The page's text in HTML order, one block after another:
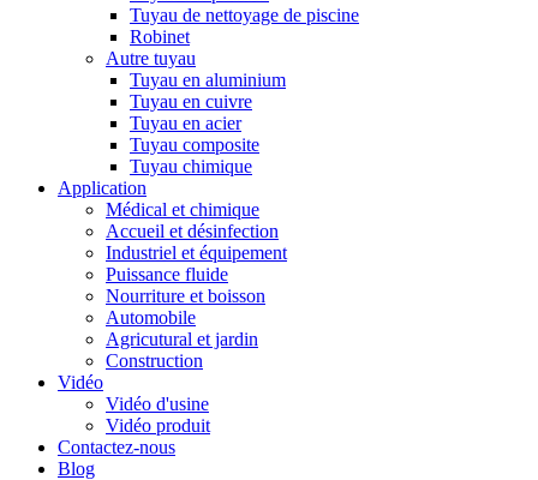
Tuyau de nettoyage de piscine
Robinet
Autre tuyau
Tuyau en aluminium
Tuyau en cuivre
Tuyau en acier
Tuyau composite
Tuyau chimique
Application
Médical et chimique
Accueil et désinfection
Industriel et équipement
Puissance fluide
Nourriture et boisson
Automobile
Agricutural et jardin
Construction
Vidéo
Vidéo d'usine
Vidéo produit
Contactez-nous
Blog